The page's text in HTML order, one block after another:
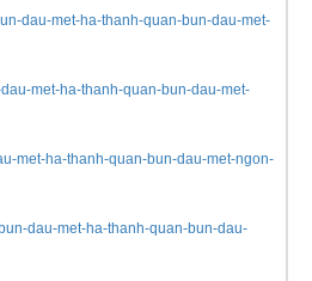
dau-met-ha-thanh-quan-bun-dau-met-
met-ha-thanh-quan-bun-dau-met-
met-ha-thanh-quan-bun-dau-met-ngon-
dau-met-ha-thanh-quan-bun-dau-